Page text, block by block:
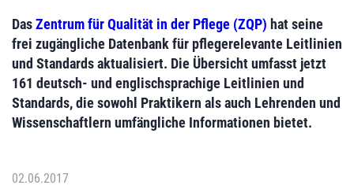
DasZentrum für Qualität in der Pflege (ZQP) hat seine
frei zugängliche Datenbank für pflegerelevante Leitlinien
und Standards aktualisiert. Die Übersicht umfasst jetzt
161 deutsch- und englischsprachige Leitlinien und
Standards, die sowohl Praktikern als auch Lehrenden und
Wissenschaftlern umfängliche Informationen bietet.
02.06.2017